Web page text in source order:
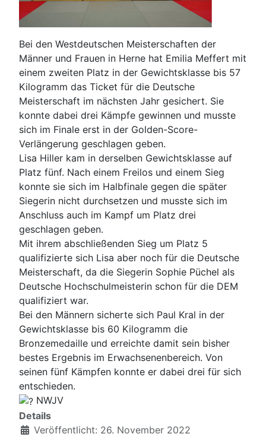
Bei den Westdeutschen Meisterschaften der
Männer und Frauen in Herne hat Emilia Meffert mit
einem zweiten Platz in der Gewichtsklasse bis 57
Kilogramm das Ticket für die Deutsche
Meisterschaft im nächsten Jahr gesichert. Sie
konnte dabei drei Kämpfe gewinnen und musste
sich im Finale erst in der Golden-Score-
Verlängerung geschlagen geben.
Lisa Hiller kam in derselben Gewichtsklasse auf
Platz fünf. Nach einem Freilos und einem Sieg
konnte sie sich im Halbfinale gegen die später
Siegerin nicht durchsetzen und musste sich im
Anschluss auch im Kampf um Platz drei
geschlagen geben.
Mit ihrem abschließenden Sieg um Platz 5
qualifizierte sich Lisa aber noch für die Deutsche
Meisterschaft, da die Siegerin Sophie Püchel als
Deutsche Hochschulmeisterin schon für die DEM
qualifiziert war.
Bei den Männern sicherte sich Paul Kral in der
Gewichtsklasse bis 60 Kilogramm die
Bronzemedaille und erreichte damit sein bisher
bestes Ergebnis im Erwachsenenbereich. Von
seinen fünf Kämpfen konnte er dabei drei für sich
entschieden.
NWJV
Details
Veröffentlicht: 26. November 2022